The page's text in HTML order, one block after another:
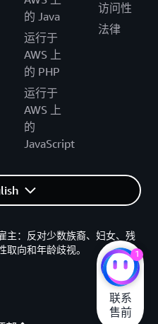
的 Java
运行于
AWS 上
的 PHP
运行于
AWS 上
的
JavaScript
访问性
法律
主：反对少数族裔、妇女、残
向和年龄歧视。
1
联系
售前